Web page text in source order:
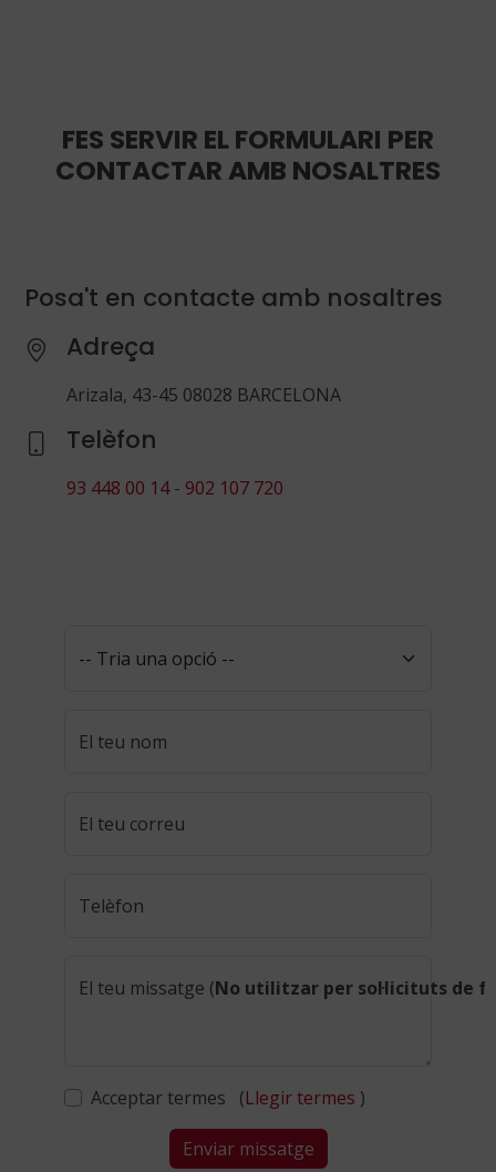
FES SERVIR EL FORMULARI PER
CONTACTAR AMB NOSALTRES
Posa't en contacte amb nosaltres
Adreça
Arizala, 43-45 08028 BARCELONA
Telèfon
93 448 00 14- 902 107 720
El teu nom
El teu correu
Telèfon
El teu missatge (No utilitzar per sol·licituts de
Acceptar termes (Llegir termes )
Enviar missatge